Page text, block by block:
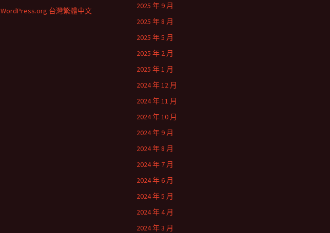
2025 年 9 月
2025 年 8 月
2025 年 5 月
2025 年 2 月
2025 年 1 月
2024 年 12 月
2024 年 11 月
2024 年 10 月
2024 年 9 月
2024 年 8 月
2024 年 7 月
2024 年 6 月
2024 年 5 月
2024 年 4 月
2024 年 3 月
WordPress.org 台灣繁體中文